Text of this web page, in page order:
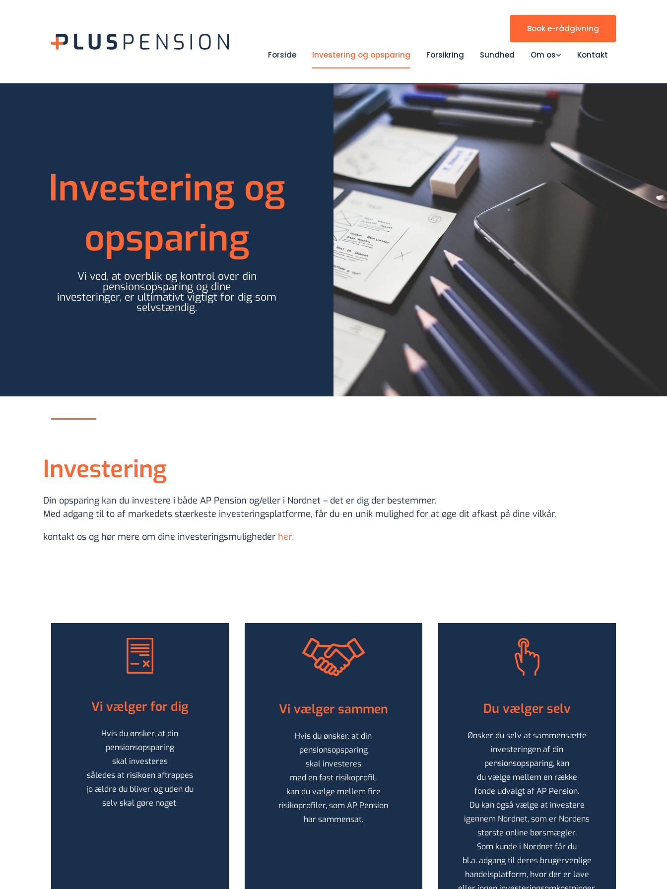
Book e-rådgivning
Forside Investering og opsparing Forsikring Sundhed Om os Kontakt
Investering og
opsparing
Vi ved, at overblik og kontrol over din
pensionsopsparing og dine
investeringer, er ultimativt vigtigt for dig som
selvstændig.
Investering
Din opsparing kan du investere i både AP Pension og/eller i Nordnet – det er dig der bestemmer.
Med adgang til to af markedets stærkeste investeringsplatforme, får du en unik mulighed for at øge dit afkast på dine vilkår.
kontakt os og hør mere om dine investeringsmuligheder her.
Vi vælger for dig
Hvis du ønsker, at din
pensionsopsparing
skal investeres
således at risikoen aftrappes
jo ældre du bliver, og uden du
selv skal gøre noget.
Vi vælger sammen
Hvis du ønsker, at din
pensionsopsparing
skal investeres
med en fast risikoprofil,
kan du vælge mellem fire
risikoprofiler, som AP Pension
har sammensat.
Du vælger selv
Ønsker du selv at sammensætte
investeringen af din
pensionsopsparing, kan
du vælge mellem en række
fonde udvalgt af AP Pension.
Du kan også vælge at investere
igennem Nordnet,som er Nordens
største online børsmægler.
Som kunde i Nordnet får du
bl.a. adgang til deres brugervenlige
handelsplatform, hvor der er lave